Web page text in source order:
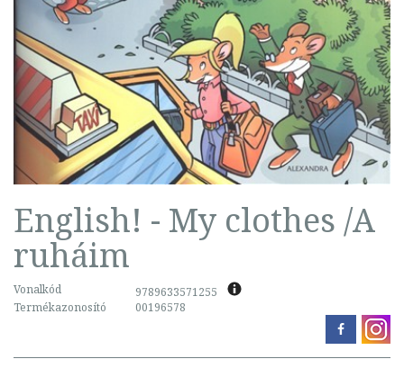
English! - My clothes /A
ruháim
Vonalkód
9789633571255
Termékazonosító
00196578